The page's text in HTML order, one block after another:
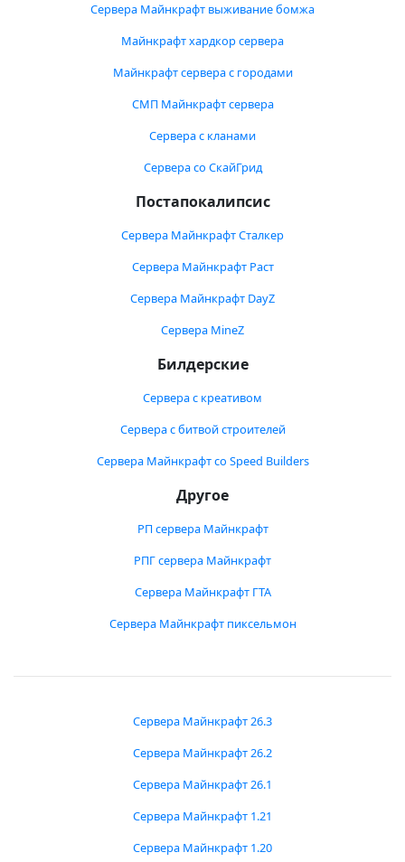
Сервера Майнкрафт выживание бомжа
Майнкрафт хардкор сервера
Майнкрафт сервера с городами
СМП Майнкрафт сервера
Сервера с кланами
Сервера со СкайГрид
Постапокалипсис
Сервера Майнкрафт Сталкер
Сервера Майнкрафт Раст
Сервера Майнкрафт DayZ
Сервера MineZ
Билдерские
Сервера с креативом
Сервера с битвой строителей
Сервера Майнкрафт со Speed Builders
Другое
РП сервера Майнкрафт
РПГ сервера Майнкрафт
Сервера Майнкрафт ГТА
Сервера Майнкрафт пиксельмон
Сервера Майнкрафт 26.3
Сервера Майнкрафт 26.2
Сервера Майнкрафт 26.1
Сервера Майнкрафт 1.21
Сервера Майнкрафт 1.20